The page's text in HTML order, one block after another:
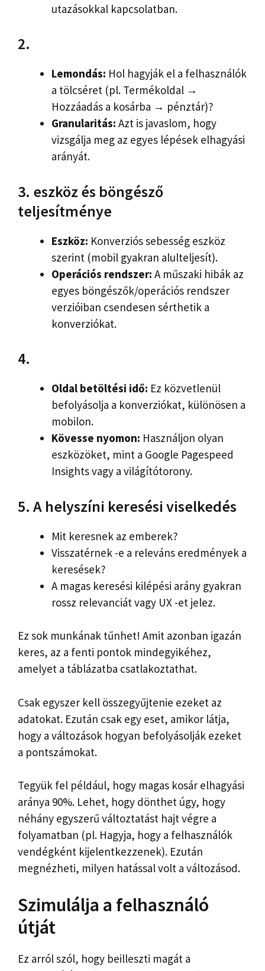
utazásokkal kapcsolatban.
2.
Lemondás: Hol hagyják el a felhasználók
a tölcséret (pl. Termékoldal →
Hozzáadás a kosárba → pénztár)?
Granularitás: Azt is javaslom, hogy
vizsgálja meg az egyes lépések elhagyási
arányát.
3. eszköz és böngésző
teljesítménye
Eszköz: Konverziós sebesség eszköz
szerint (mobil gyakran alulteljesít).
Operációs rendszer: A műszaki hibák az
egyes böngészők/operációs rendszer
verzióiban csendesen sérthetik a
konverziókat.
4.
Oldal betöltési idő: Ez közvetlenül
befolyásolja a konverziókat, különösen a
mobilon.
Kövesse nyomon: Használjon olyan
eszközöket, mint a Google Pagespeed
Insights vagy a világítótorony.
5. A helyszíni keresési viselkedés
Mit keresnek az emberek?
Visszatérnek -e a releváns eredmények a
keresések?
A magas keresési kilépési arány gyakran
rossz relevanciát vagy UX -et jelez.
Ez sok munkának tűnhet! Amit azonban igazán
keres, az a fenti pontok mindegyikéhez,
amelyet a táblázatba csatlakoztathat.
Csak egyszer kell összegyűjtenie ezeket az
adatokat. Ezután csak egy eset, amikor látja,
hogy a változások hogyan befolyásolják ezeket
a pontszámokat.
Tegyük fel például, hogy magas kosár elhagyási
aránya 90%. Lehet, hogy dönthet úgy, hogy
néhány egyszerű változtatást hajt végre a
folyamatban (pl. Hagyja, hogy a felhasználók
vendégként kijelentkezzenek). Ezután
megnézheti, milyen hatással volt a változásod.
Szimulálja a felhasználó
útját
Ez arról szól, hogy beilleszti magát a